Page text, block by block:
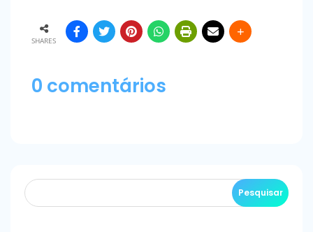
SHARES
0 comentários